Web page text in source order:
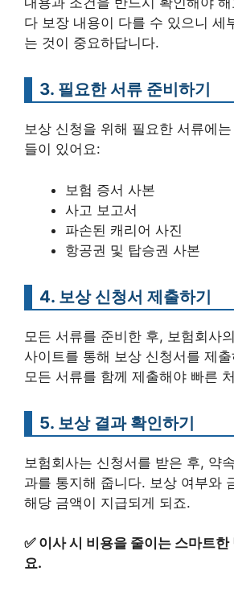
다 보장 내용이 다를 수 있으니 세
는 것이 중요하답니다.
3. 필요한 서류 준비하기
보상 신청을 위해 필요한 서류에
들이 있어요:
보험 증서 사본
사고 보고서
파손된 캐리어 사진
항공권 및 탑승권 사본
4. 보상 신청서 제출하기
모든 서류를 준비한 후, 보험회사
사이트를 통해 보상 신청서를 제
모든 서류를 함께 제출해야 빠른
5. 보상 결과 확인하기
보험회사는 신청서를 받은 후, 약
과를 통지해 줍니다. 보상 여부와
해당 금액이 지급되게 되죠.
✅ 이사 시 비용을 줄이는 스마트한
요.